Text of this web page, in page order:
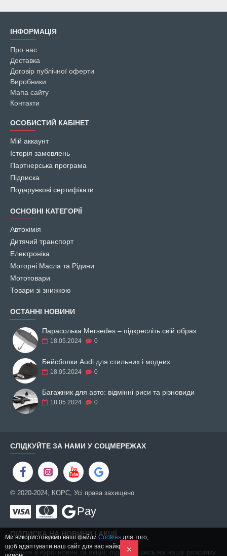
ІНФОРМАЦІЯ
Про нас
Доставка
Договір публічної оферти
Виробники
Мапа сайту
Контакти
ОСОБИСТИЙ КАБІНЕТ
Мій аккаунт
Історія замовлень
Партнерська програма
Підписка
Подарункові сертифікати
ОСНОВНІ КАТЕГОРІЇ
Автохімія
Дитячий транспорт
Електроніка
Моторні Масла та Рідини
Мототовари
Товари зі знижкою
ОСТАННІ НОВИНИ
Парасолька Mersedes – підкресліть свій образ
18.05.2024 0
Бейсболки Audi для стильних і модних
18.05.2024 0
Багажник для авто: відмінні риси та різновиди
18.05.2024 0
СЛІДКУЙТЕ ЗА НАМИ У СОЦМЕРЕЖАХ
© 2020-2024, КОРС, Усі права захищено
Pay
ПІДПИСКА НА НОВИНИ І АКЦІЇ
Будьте в курсі новин та акцій, підписавшись на нашу розсилку
Ми використовуємо ваші файли Cookies для того,
щоб адаптувати наш сайт для вас найкращим